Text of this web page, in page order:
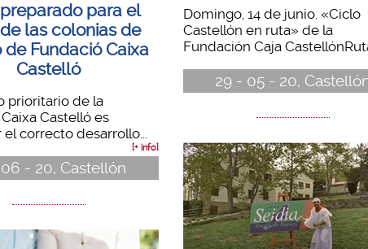
para el
las colonias de
de Fundació Caixa
Castelló
prioritario de la
Castelló es
el correcto desarrollo...
[+ info]
- 20, Castellón
Domingo, 14 de junio. «Ciclo
Castellón en ruta» de la
Fundación Caja
29 - 05 - 20,